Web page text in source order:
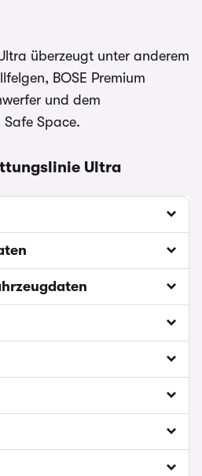
überzeugt unter anderem
BOSE Premium
und dem
Safe Space.
Ultra